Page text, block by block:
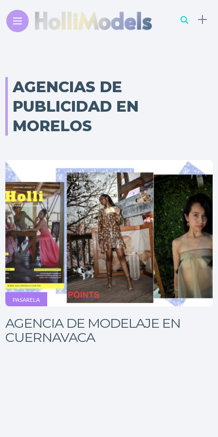
AGENCIAS DE
PUBLICIDAD EN
MORELOS
PASARELA
AGENCIA DE MODELAJE EN
CUERNAVACA